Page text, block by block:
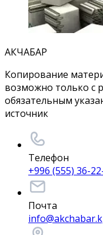
АКЧАБАР
Копирование
возможно только с
обязательным
источник
Телефон
+996 (555) 36-
Почта